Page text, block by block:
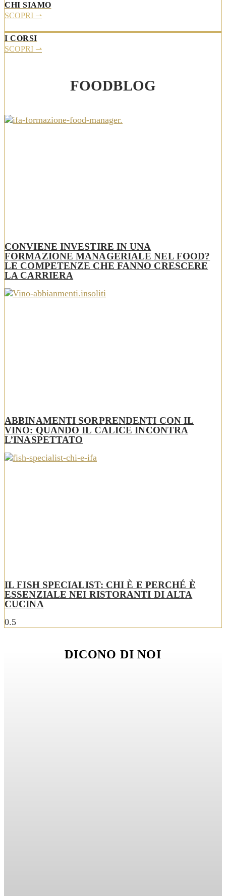
CHI SIAMO
SCOPRI ⇀
I CORSI
SCOPRI ⇀
FOODBLOG
CONVIENE INVESTIRE IN UNA
FORMAZIONE MANAGERIALE NEL FOOD?
LE COMPETENZE CHE FANNO CRESCERE
LA CARRIERA
ABBINAMENTI SORPRENDENTI CON IL
VINO: QUANDO IL CALICE INCONTRA
L’INASPETTATO
IL FISH SPECIALIST: CHI È E PERCHÉ È
ESSENZIALE NEI RISTORANTI DI ALTA
CUCINA
DICONO DI NOI